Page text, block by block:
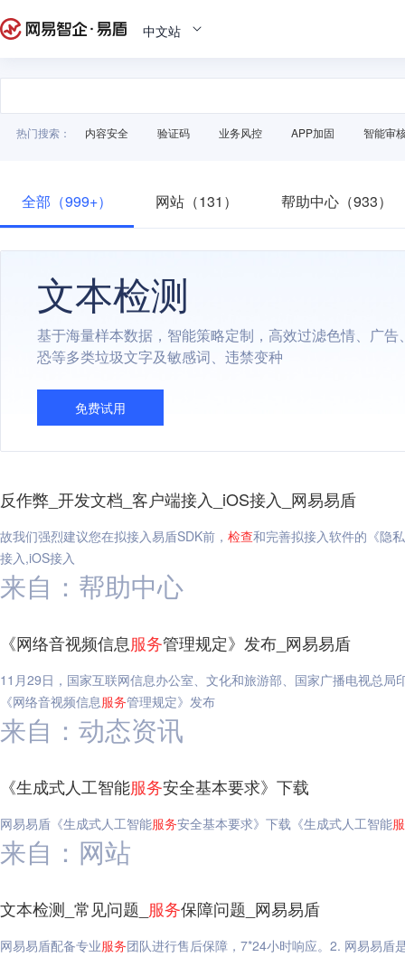
中文站
热门搜索： 内容安全 验证码 业务风控 APP加固 智能审
全部（999+） 网站（131） 帮助中心（933）
文本检测
基于海量样本数据，智能策略定制，高效过滤色情、广告
恐等多类垃圾文字及敏感词、违禁变种
免费试用
反作弊_开发文档_客户端接入_iOS接入_网易易盾
故我们强烈建议您在拟接入易盾SDK前， 检查和完善拟接入软件的《隐
接入,iOS接入
来自：帮助中心
《网络音视频信息服务管理规定》发布_网易易盾
11月29日，国家互联网信息办公室、文化和旅游部、国家广播电视总局
《网络音视频信息服务管理规定》发布
来自：动态资讯
《生成式人工智能服务安全基本要求》下载
网易易盾《生成式人工智能服务安全基本要求》下载《生成式人工智能
来自：网站
文本检测_常见问题_ 服务保障问题_网易易盾
网易易盾配备专业服务团队进行售后保障，7*24小时响应。2. 网易易盾